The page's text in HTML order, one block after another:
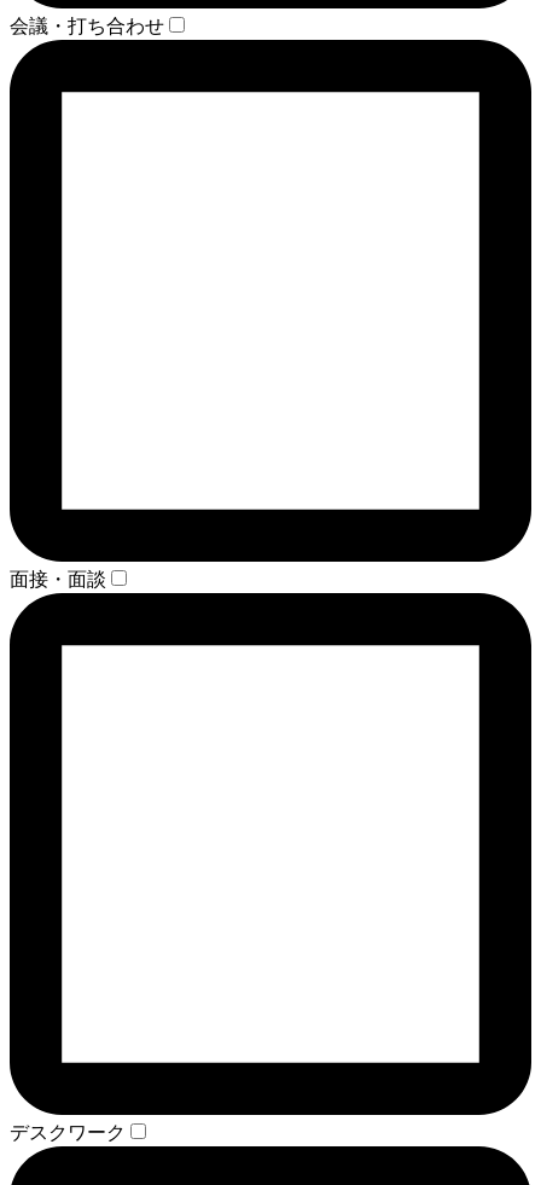
会議・打ち合わせ
面接・面談
デスクワーク